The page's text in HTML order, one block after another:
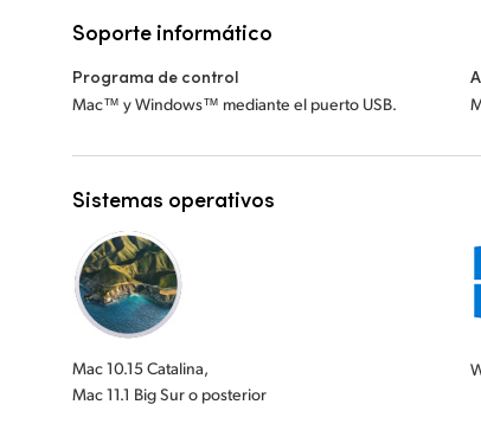
Soporte informático
Programa de control
Mac™ y Windows™ mediante el puerto USB.
Sistemas operativos
Mac 10.15 Catalina,
Mac 11.1 Big Sur o posterior